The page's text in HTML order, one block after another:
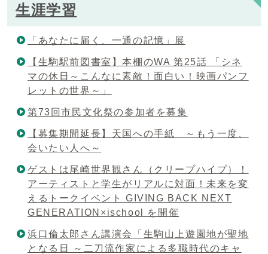
生涯学習
「あなたに届く、一通の記憶」展
【生駒駅前図書室】本棚のWA 第25話 「シネ
マの休日～こんなに素敵！面白い！映画パンフ
レットの世界～」
第73回市民文化祭の参加者を募集
【募集期間延長】天国への手紙 ～もう一度、
会いたい人へ～
ゲストは尾崎世界観さん（クリープハイプ）！
アーティストと学生がリアルに対面！未来を変
えるトークイベント GIVING BACK NEXT
GENERATION×ischool を開催
浜口倫太郎さん講演会「生駒山上遊園地が聖地
となる日 ～二刀流作家による多職時代のキャ